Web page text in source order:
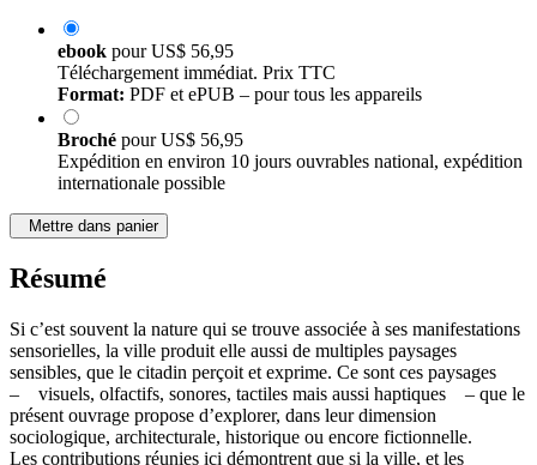
ebook pourUS$ 56,95
Téléchargement immédiat. Prix TTC
Format: PDF et ePUB – pour tous les appareils
Broché pourUS$ 56,95
Expédition en environ 10 jours ouvrables national, expédition
internationale possible
Mettre dans panier
Résumé
Si c’est souvent la nature qui se trouve associée à ses manifestations
sensorielles, la ville produit elle aussi de multiples paysages
sensibles, que le citadin perçoit et exprime. Ce sont ces paysages
– visuels, olfactifs, sonores, tactiles mais aussi haptiques – que le
présent ouvrage propose d’explorer, dans leur dimension
sociologique, architecturale, historique ou encore fictionnelle.
Les contributions réunies ici démontrent que si la ville, et les